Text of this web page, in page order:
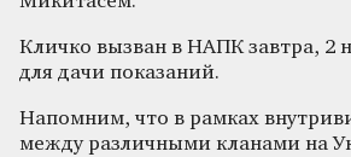
Кличко вызван в НАПК завтра, 2
для дачи показаний.
Напомним, что в рамках
между различными кланами на